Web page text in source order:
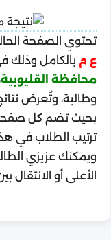
تحتوي الصفحة
ع م بالكامل وذلك
محافظة القليوبية
وطالبة، وتُعرض
بحيث تضم كل
ترتيب الطلاب في
ويمكنك عزيزي
الأعلى أو